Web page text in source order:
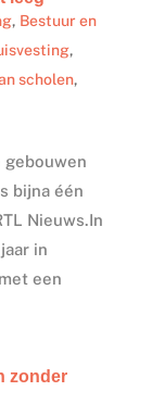
, Bestuur en
,
scholen,
gebouwen
bijna één
Nieuws.In
in
een
zonder